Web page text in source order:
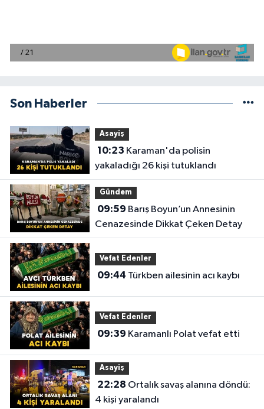
Son Haberler
Asayiş
10:23
yakaladığı 26 kişi tutuklandı
Gündem
09:59
Cenazesinde Dikkat Çeken Detay
Vefat Edenler
09:44 Türkben ailesinin acı kaybı
Vefat Edenler
09:39 Karamanlı Polat vefat etti
Asayiş
22:28
4 kişi yaralandı